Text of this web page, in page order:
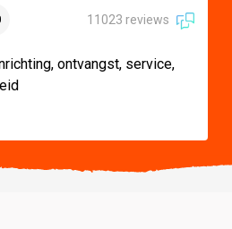
11023 reviews
ontvangst, service,